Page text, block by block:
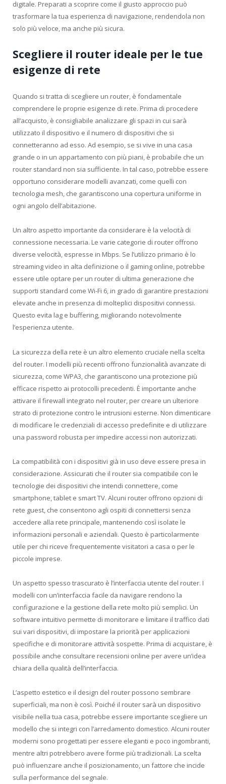
digitale. Preparati a scoprire come il giusto approccio può
trasformare la tua esperienza di navigazione, rendendola non
solo più veloce, ma anche più sicura.
Scegliere il router ideale per le tue
esigenze di rete
Quando si tratta di scegliere un router, è fondamentale
comprendere le proprie esigenze di rete. Prima di procedere
all’acquisto, è consigliabile analizzare gli spazi in cui sarà
utilizzato il dispositivo e il numero di dispositivi che si
connetteranno ad esso. Ad esempio, se si vive in una casa
grande o in un appartamento con più piani, è probabile che un
router standard non sia sufficiente. In tal caso, potrebbe essere
opportuno considerare modelli avanzati, come quelli con
tecnologia mesh, che garantiscono una copertura uniforme in
ogni angolo dell’abitazione.
Un altro aspetto importante da considerare è la velocità di
connessione necessaria. Le varie categorie di router offrono
diverse velocità, espresse in Mbps. Se l’utilizzo primario è lo
streaming video in alta definizione o il gaming online, potrebbe
essere utile optare per un router di ultima generazione che
supporti standard come Wi-Fi 6, in grado di garantire prestazioni
elevate anche in presenza di molteplici dispositivi connessi.
Questo evita lag e buffering, migliorando notevolmente
l’esperienza utente.
La sicurezza della rete è un altro elemento cruciale nella scelta
del router. I modelli più recenti offrono funzionalità avanzate di
sicurezza, come WPA3, che garantiscono una protezione più
efficace rispetto ai protocolli precedenti. È importante anche
attivare il firewall integrato nel router, per creare un ulteriore
strato di protezione contro le intrusioni esterne. Non dimenticare
di modificare le credenziali di accesso predefinite e di utilizzare
una password robusta per impedire accessi non autorizzati.
La compatibilità con i dispositivi già in uso deve essere presa in
considerazione. Assicurati che il router sia compatibile con le
tecnologie dei dispositivi che intendi connettere, come
smartphone, tablet e smart TV. Alcuni router offrono opzioni di
rete guest, che consentono agli ospiti di connettersi senza
accedere alla rete principale, mantenendo così isolate le
informazioni personali e aziendali. Questo è particolarmente
utile per chi riceve frequentemente visitatori a casa o per le
piccole imprese.
Un aspetto spesso trascurato è l’interfaccia utente del router. I
modelli con un’interfaccia facile da navigare rendono la
configurazione e la gestione della rete molto più semplici. Un
software intuitivo permette di monitorare e limitare il traffico dati
sui vari dispositivi, di impostare la priorità per applicazioni
specifiche e di monitorare attività sospette. Prima di acquistare, è
possibile anche consultare recensioni online per avere un’idea
chiara della qualità dell’interfaccia.
L’aspetto estetico e il design del router possono sembrare
superficiali, ma non è così. Poiché il router sarà un dispositivo
visibile nella tua casa, potrebbe essere importante scegliere un
modello che si integri con l’arredamento domestico. Alcuni router
moderni sono progettati per essere eleganti e poco ingombranti,
mentre altri potrebbero avere forme più tradizionali. La scelta
può influenzare anche il posizionamento, un fattore che incide
sulla performance del segnale.